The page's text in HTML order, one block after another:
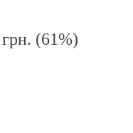
грн. (61%)